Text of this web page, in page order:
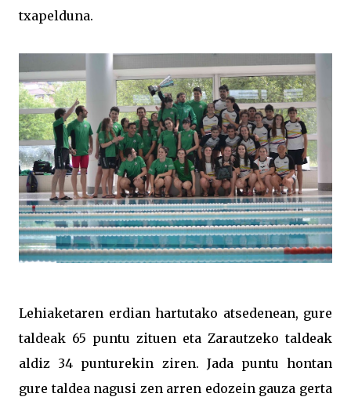
txapelduna.
Lehiaketaren erdian hartutako atsedenean, gure
taldeak 65 puntu zituen eta Zarautzeko taldeak
aldiz 34 punturekin ziren. Jada puntu hontan
gure taldea nagusi zen arren edozein gauza gerta